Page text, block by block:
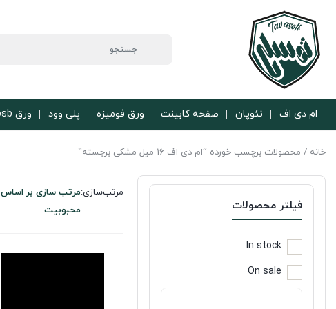
ام دی اف نئوپان صفحه کابینت ورق فومیزه پلی وود ورق osb
خانه / محصولات برچسب خورده “ام دی اف 16 میل مشکی برجسته”
فیلتر محصولات
In stock
On sale
مرتب‌سازی:مرتب سازی بر اساس
محبوبیت